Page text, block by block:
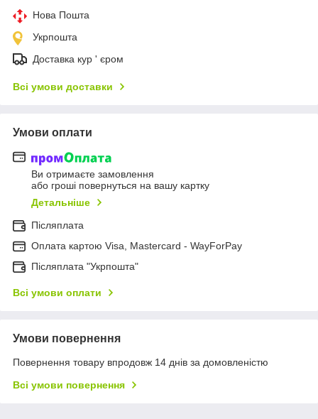
Нова Пошта
Укрпошта
Доставка кур ' єром
Всі умови доставки
Умови оплати
Ви отримаєте замовлення
або гроші повернуться на вашу картку
Детальніше
Післяплата
Оплата картою Visa, Mastercard - WayForPay
Післяплата "Укрпошта"
Всі умови оплати
Умови повернення
Повернення товару впродовж 14 днів за домовленістю
Всі умови повернення